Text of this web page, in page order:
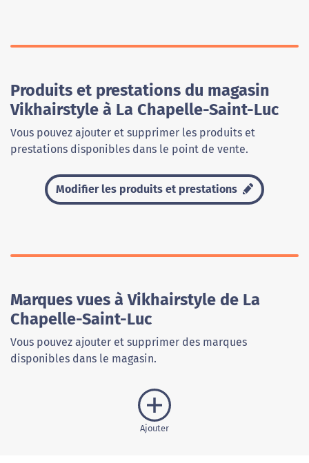
Produits et prestations du magasin
Vikhairstyle à La Chapelle-Saint-Luc
Vous pouvez ajouter et supprimer les produits et
prestations disponibles dans le point de vente.
Modifier les produits et prestations
Marques vues à Vikhairstyle de La
Chapelle-Saint-Luc
Vous pouvez ajouter et supprimer des marques
disponibles dans le magasin.
Ajouter